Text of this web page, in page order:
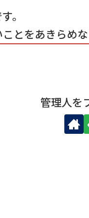
。
とをあきらめ
管理人を